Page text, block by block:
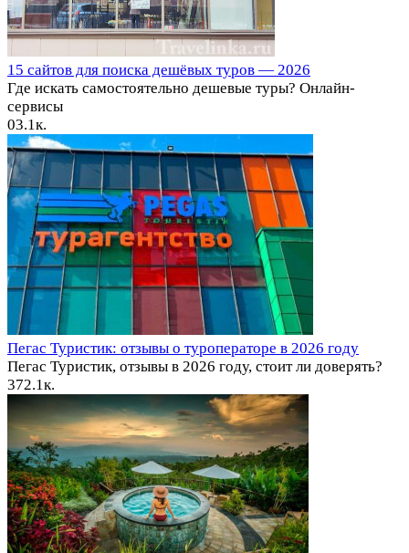
15 сайтов для поиска дешёвых туров⁠⁠ — 2026
Где искать самостоятельно дешевые туры? Онлайн-
сервисы
03.1к.
Пегас Туристик: отзывы о туроператоре в 2026 году
Пегас Туристик, отзывы в 2026 году, стоит ли доверять?
372.1к.